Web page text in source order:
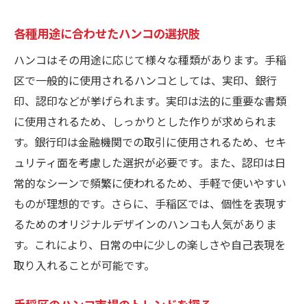
成功事例に学ぶハンコ選びの効果
各種用途に合わせたハンコの選択肢
ハンコはその用途に応じて様々な種類があります。手稲
区で一般的に使用されるハンコとしては、実印、銀行
印、認印などが挙げられます。実印は法的に重要な書類
に使用されるため、しっかりとした作りが求められま
す。銀行印は金融機関での取引に使用されるため、セキ
ュリティ面を考慮した選択が必要です。また、認印は日
常的なシーンで頻繁に使われるため、手軽で使いやすい
ものが理想的です。さらに、手稲区では、個性を表現す
るためのオリジナルデザインのハンコも人気がありま
す。これにより、日常の中に少しの楽しさや自己表現を
取り入れることが可能です。